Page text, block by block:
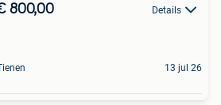
800,00 Details
13 jul 26